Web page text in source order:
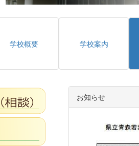
学校概要 学校案内
お知らせ